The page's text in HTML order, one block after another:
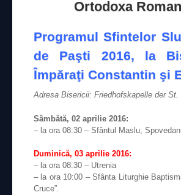
Ortodoxa
Programul Sfintelor
de Paşti 2016, la
Împăraţi Constantin şi
Adresa Bisericii: Friedhofskapelle der
Sâmbătă, 02 aprilie 2016:
– la ora 08:30 – Sfântul Maslu,
Duminică, 03 aprilie 2016:
– la ora 08:30 – Utrenia
– la ora 10:00 – Sfânta Liturghie
Cruce”.